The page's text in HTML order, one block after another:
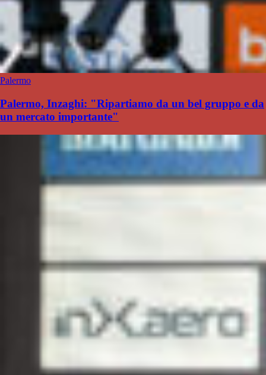
Palermo
Palermo, Inzaghi: "Ripartiamo da un bel gruppo e da
un mercato importante"